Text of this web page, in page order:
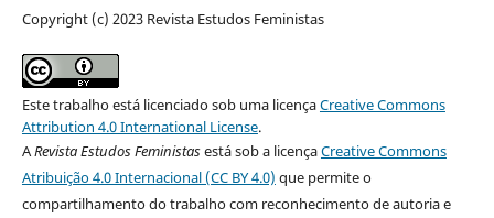
Copyright (c) 2023 Revista Estudos Feministas
Este trabalho está licenciado sob uma licençaCreative Commons
Attribution 4.0 International License.
ARevista Estudos Feministasestá sob a licençaCreative Commons
Atribuição 4.0 Internacional (CC BY 4.0) que permite o
compartilhamento do trabalho com reconhecimento de autoria e